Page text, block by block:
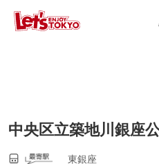
中央区立築地川銀座
東銀座